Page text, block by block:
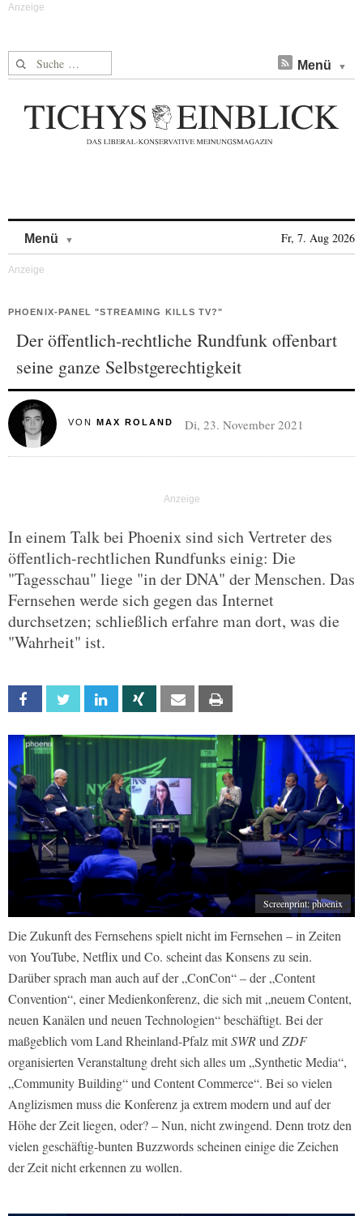
Suche nach: Menü
Menü Fr, 7. Aug 2026
PHOENIX-PANEL "STREAMING KILLS TV?"
Der öffentlich-rechtliche Rundfunk offenbart
seine ganze Selbstgerechtigkeit
VON MAX ROLAND Di, 23. November 2021
In einem Talk bei Phoenix sind sich Vertreter des
öffentlich-rechtlichen Rundfunks einig: Die
"Tagesschau" liege "in der DNA" der Menschen. Das
Fernsehen werde sich gegen das Internet
durchsetzen; schließlich erfahre man dort, was die
"Wahrheit" ist.
Facebook Twitter Linkedin Xing Email
Screenprint: phoenix
Die Zukunft des Fernsehens spielt nicht im Fernsehen – in Zeiten
von YouTube, Netflix und Co. scheint das Konsens zu sein.
Darüber sprach man auch auf der „ConCon“ – der „Content
Convention“, einer Medienkonferenz, die sich mit „neuem Content,
neuen Kanälen und neuen Technologien“ beschäftigt. Bei der
maßgeblich vom Land Rheinland-Pfalz mitSWRund ZDF
organisierten Veranstaltung dreht sich alles um „Synthetic Media“,
„Community Building“ und Content Commerce“. Bei so vielen
Anglizismen muss die Konferenz ja extrem modern und auf der
Höhe der Zeit liegen, oder? – Nun, nicht zwingend. Denn trotz den
vielen geschäftig-bunten Buzzwords scheinen einige die Zeichen
der Zeit nicht erkennen zu wollen.